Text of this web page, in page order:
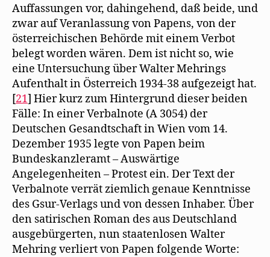
Auffassungen vor, dahingehend, daß beide, und
zwar auf Veranlassung von Papens, von der
österreichischen Behörde mit einem Verbot
belegt worden wären. Dem ist nicht so, wie
eine Untersuchung über Walter Mehrings
Aufenthalt in Österreich 1934-38 aufgezeigt hat.
[21] Hier kurz zum Hintergrund dieser beiden
Fälle: In einer Verbalnote (A 3054) der
Deutschen Gesandtschaft in Wien vom 14.
Dezember 1935 legte von Papen beim
Bundeskanzleramt – Auswärtige
Angelegenheiten – Protest ein. Der Text der
Verbalnote verrät ziemlich genaue Kenntnisse
des Gsur-Verlags und von dessen Inhaber. Über
den satirischen Roman des aus Deutschland
ausgebürgerten, nun staatenlosen Walter
Mehring verliert von Papen folgende Worte: